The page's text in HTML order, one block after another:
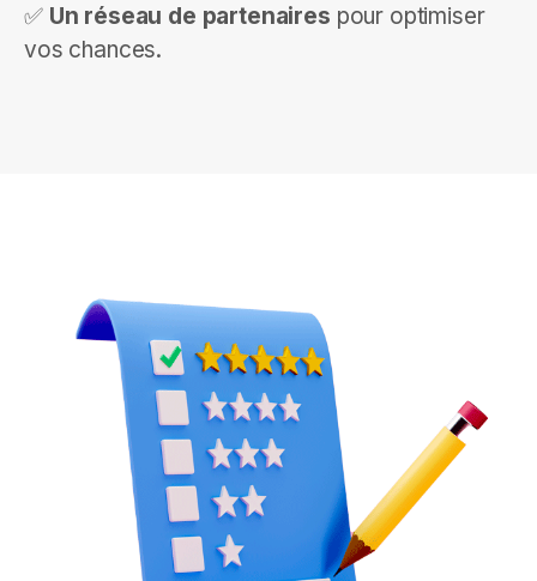
✅ Un réseau de partenaires pour optimiser
vos chances.